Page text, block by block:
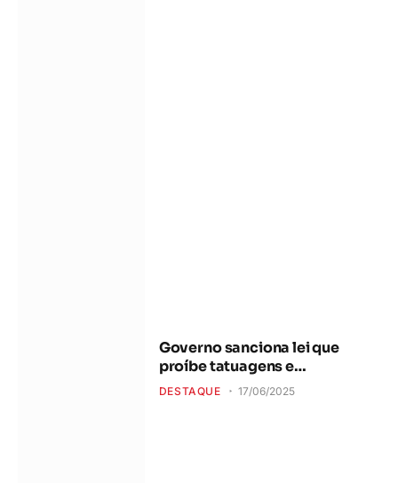
Governo sanciona lei que
proíbe tatuagens e
piercings em cães e gatos
DESTAQUE 17/06/2025